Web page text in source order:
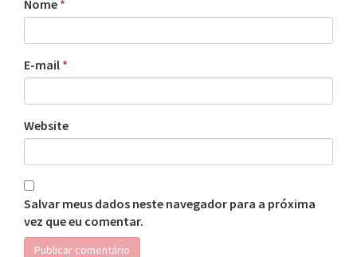
Nome *
E-mail *
Website
Salvar meus dados neste navegador para a próxima
vez que eu comentar.